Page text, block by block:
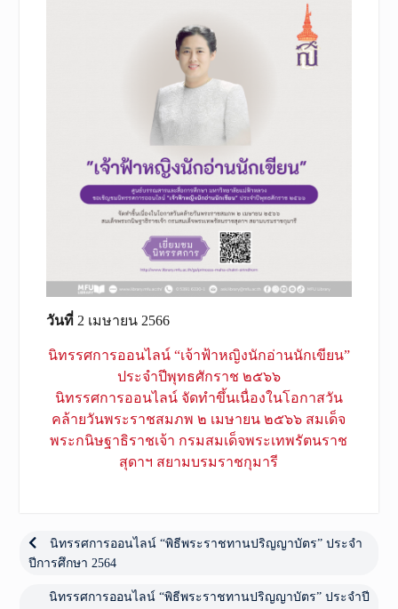
วันที่2 เมษายน 2566
นิทรรศการออนไลน์ “เจ้าฟ้าหญิงนักอ่านนักเขียน”
ประจำปีพุทธศักราช ๒๕๖๖
นิทรรศการออนไลน์ จัดทำขึ้นเนื่องในโอกาสวัน
คล้ายวันพระราชสมภพ ๒ เมษายน ๒๕๖๖ สมเด็จ
พระกนิษฐาธิราชเจ้า กรมสมเด็จพระเทพรัตนราช
สุดาฯ สยามบรมราชกุมารี
นำทาง
เรื่อง
Previous
post:
นิทรรศการออนไลน์ “พิธีพระราชทานปริญญาบัตร” ประจำ
ปีการศึกษา 2564
Next
นิทรรศการออนไลน์ “พิธีพระราชทานปริญญาบัตร” ประจำปี